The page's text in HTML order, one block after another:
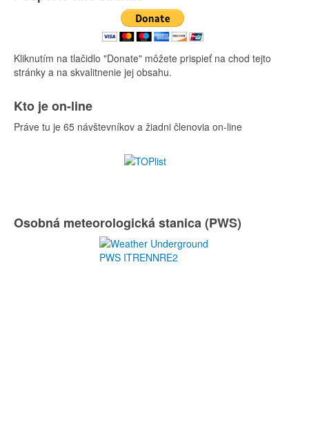
Kliknutím na tlačidlo "Donate" môžete prispieť na chod tejto
stránky a na skvalitnenie jej obsahu.
Kto je on-line
Práve tu je 65 návštevníkov a žiadni členovia on-line
Osobná meteorologická stanica (PWS)